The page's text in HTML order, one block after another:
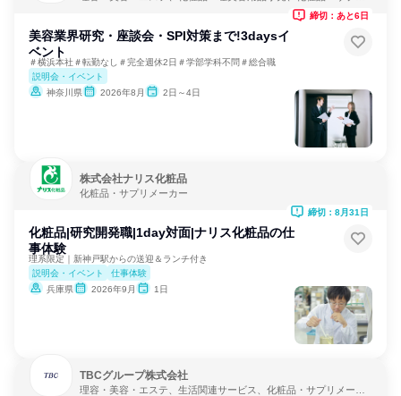
美容業界研究・座談会・SPI対策まで!3daysイ
ベント
＃横浜本社＃転勤なし＃完全週休2日＃学部学科不問＃総合職
説明会・イベント
神奈川県
2026年8月 2日～4日
締切：あと6日
株式会社ナリス化粧品
化粧品・サプリメーカー
化粧品|研究開発職|1day対面|ナリス化粧品の仕
事体験
理系限定｜新神戸駅からの送迎＆ランチ付き
説明会・イベント
仕事体験
兵庫県
2026年9月 1日
締切：8月31日
TBCグループ株式会社
理容・美容・エステ、生活関連サービス、化粧品・サプリメーカ